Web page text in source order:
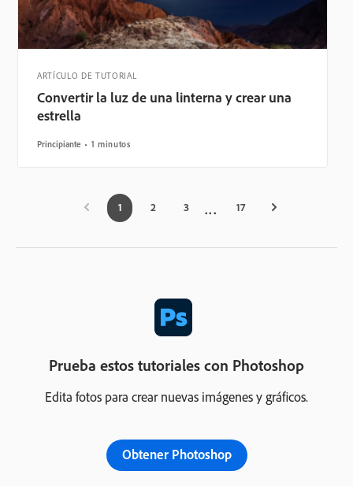
ARTÍCULO DE TUTORIAL
Convertir la luz de una linterna y crear una
estrella
Principiante 1 minutos
1 2 3 17
Prueba estos tutoriales con Photoshop
Edita fotos para crear nuevas imágenes y gráficos.
Obtener Photoshop